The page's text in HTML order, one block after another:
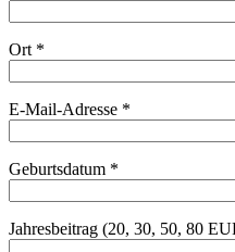
Ort *
E-Mail-Adresse *
Geburtsdatum *
Jahresbeitrag (20, 30, 50, 80